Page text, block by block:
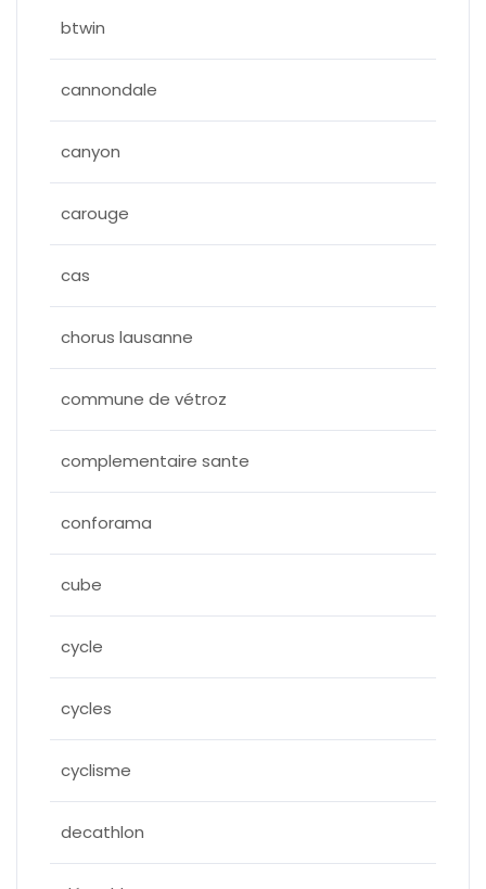
btwin
cannondale
canyon
carouge
cas
chorus lausanne
commune de vétroz
complementaire sante
conforama
cube
cycle
cycles
cyclisme
decathlon